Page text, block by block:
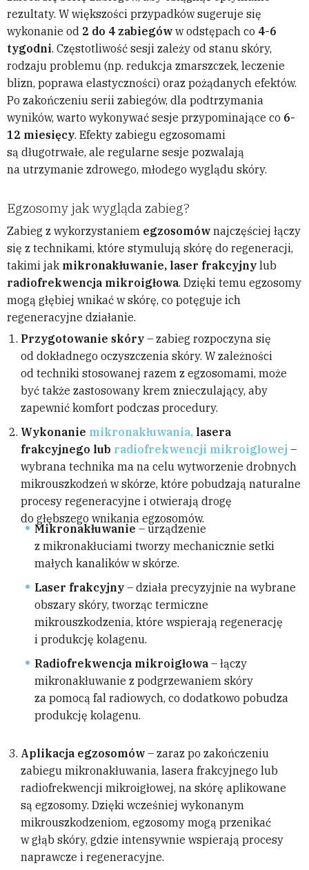
rezultaty. W większości przypadków sugeruje się
wykonanie od 2 do 4 zabiegów w odstępach co 4-6
tygodni. Częstotliwość sesji zależy od stanu skóry,
rodzaju problemu (np. redukcja zmarszczek, leczenie
blizn, poprawa elastyczności) oraz pożądanych efektów.
Po zakończeniu serii zabiegów, dla podtrzymania
wyników, warto wykonywać sesje przypominające co 6-
12 miesięcy. Efekty zabiegu egzosomami
są długotrwałe, ale regularne sesje pozwalają
na utrzymanie zdrowego, młodego wyglądu skóry.
Egzosomy jak wygląda zabieg?
Zabieg z wykorzystaniem egzosomów najczęściej łączy
się z technikami, które stymulują skórę do regeneracji,
takimi jak mikronakłuwanie, laser frakcyjny lub
radiofrekwencja mikroigłowa. Dzięki temu egzosomy
mogą głębiej wnikać w skórę, co potęguje ich
regeneracyjne działanie.
Przygotowanie skóry – zabieg rozpoczyna się
od dokładnego oczyszczenia skóry. W zależności
od techniki stosowanej razem z egzosomami, może
być także zastosowany krem znieczulający, aby
zapewnić komfort podczas procedury.
Wykonanie mikronakłuwania, lasera
frakcyjnego lub radiofrekwencji mikroigłowej –
wybrana technika ma na celu wytworzenie drobnych
mikrouszkodzeń w skórze, które pobudzają naturalne
procesy regeneracyjne i otwierają drogę
do głębszego wnikania egzosomów.
Mikronakłuwanie – urządzenie
z mikronakłuciami tworzy mechanicznie setki
małych kanalików w skórze.
Laser frakcyjny – działa precyzyjnie na wybrane
obszary skóry, tworząc termiczne
mikrouszkodzenia, które wspierają regenerację
i produkcję kolagenu.
Radiofrekwencja mikroigłowa – łączy
mikronakłuwanie z podgrzewaniem skóry
za pomocą fal radiowych, co dodatkowo pobudza
produkcję kolagenu.
Aplikacja egzosomów – zaraz po zakończeniu
zabiegu mikronakłuwania, lasera frakcyjnego lub
radiofrekwencji mikroigłowej, na skórę aplikowane
są egzosomy. Dzięki wcześniej wykonanym
mikrouszkodzeniom, egzosomy mogą przenikać
w głąb skóry, gdzie intensywnie wspierają procesy
naprawcze i regeneracyjne.